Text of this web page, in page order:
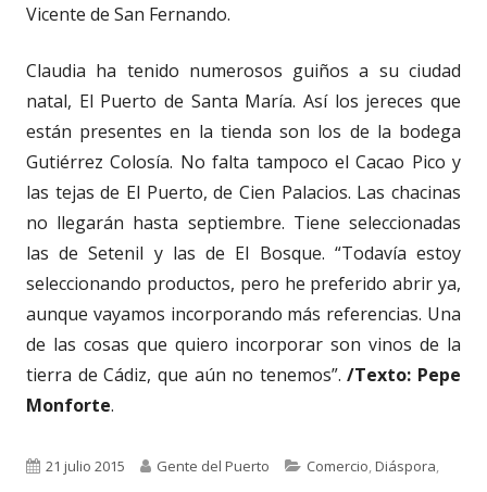
Vicente de San Fernando.
Claudia ha tenido numerosos guiños a su ciudad
natal, El Puerto de Santa María. Así los jereces que
están presentes en la tienda son los de la bodega
Gutiérrez Colosía. No falta tampoco el Cacao Pico y
las tejas de El Puerto, de Cien Palacios. Las chacinas
no llegarán hasta septiembre. Tiene seleccionadas
las de Setenil y las de El Bosque. “Todavía estoy
seleccionando productos, pero he preferido abrir ya,
aunque vayamos incorporando más referencias. Una
de las cosas que quiero incorporar son vinos de la
tierra de Cádiz, que aún no tenemos”./Texto: Pepe
Monforte.
Publicado
21 julio 2015 Autor
Gente del Puerto Categorías
Comercio,Diáspora,